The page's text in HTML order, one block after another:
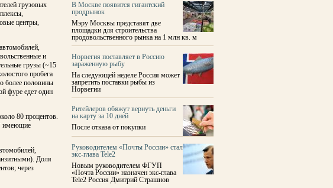
грузовых
центры,
и
грузы (~15
пробега
более половины
фуре едет один
80 процентов.
имеющие
Доля
через
В Москве появится гигантский
продрынок
Мэру Москвы представят две
площадки для строительства
продовольственного рынка на 1 млн кв. м
Норвегия поставляет в Россию
зараженную рыбу
На следующей неделе Россия может
запретить поставки рыбы из
Норвегии
Ритейлеров обяжут вернуть деньги
на карту за 10 дней
После отказа от покупки
Руководителем «Почты России» стал
экс-глава Tele2
Новым руководителем ФГУП
«Почта России» назначен экс-глава
Tele2 Россия Дмитрий Страшнов